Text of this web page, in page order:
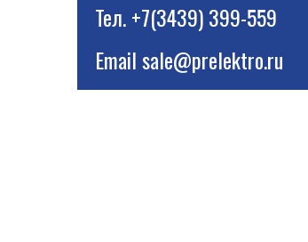
Тел.+7(3439) 399-559
Emailsale@prelektro.ru